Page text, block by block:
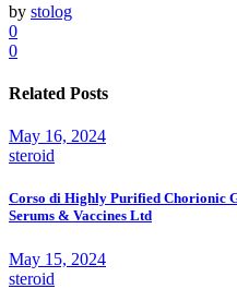
by stolog
0
0
Related Posts
May 16, 2024
steroid
Corso di Highly Purified Chorionic
Serums & Vaccines Ltd
May 15, 2024
steroid